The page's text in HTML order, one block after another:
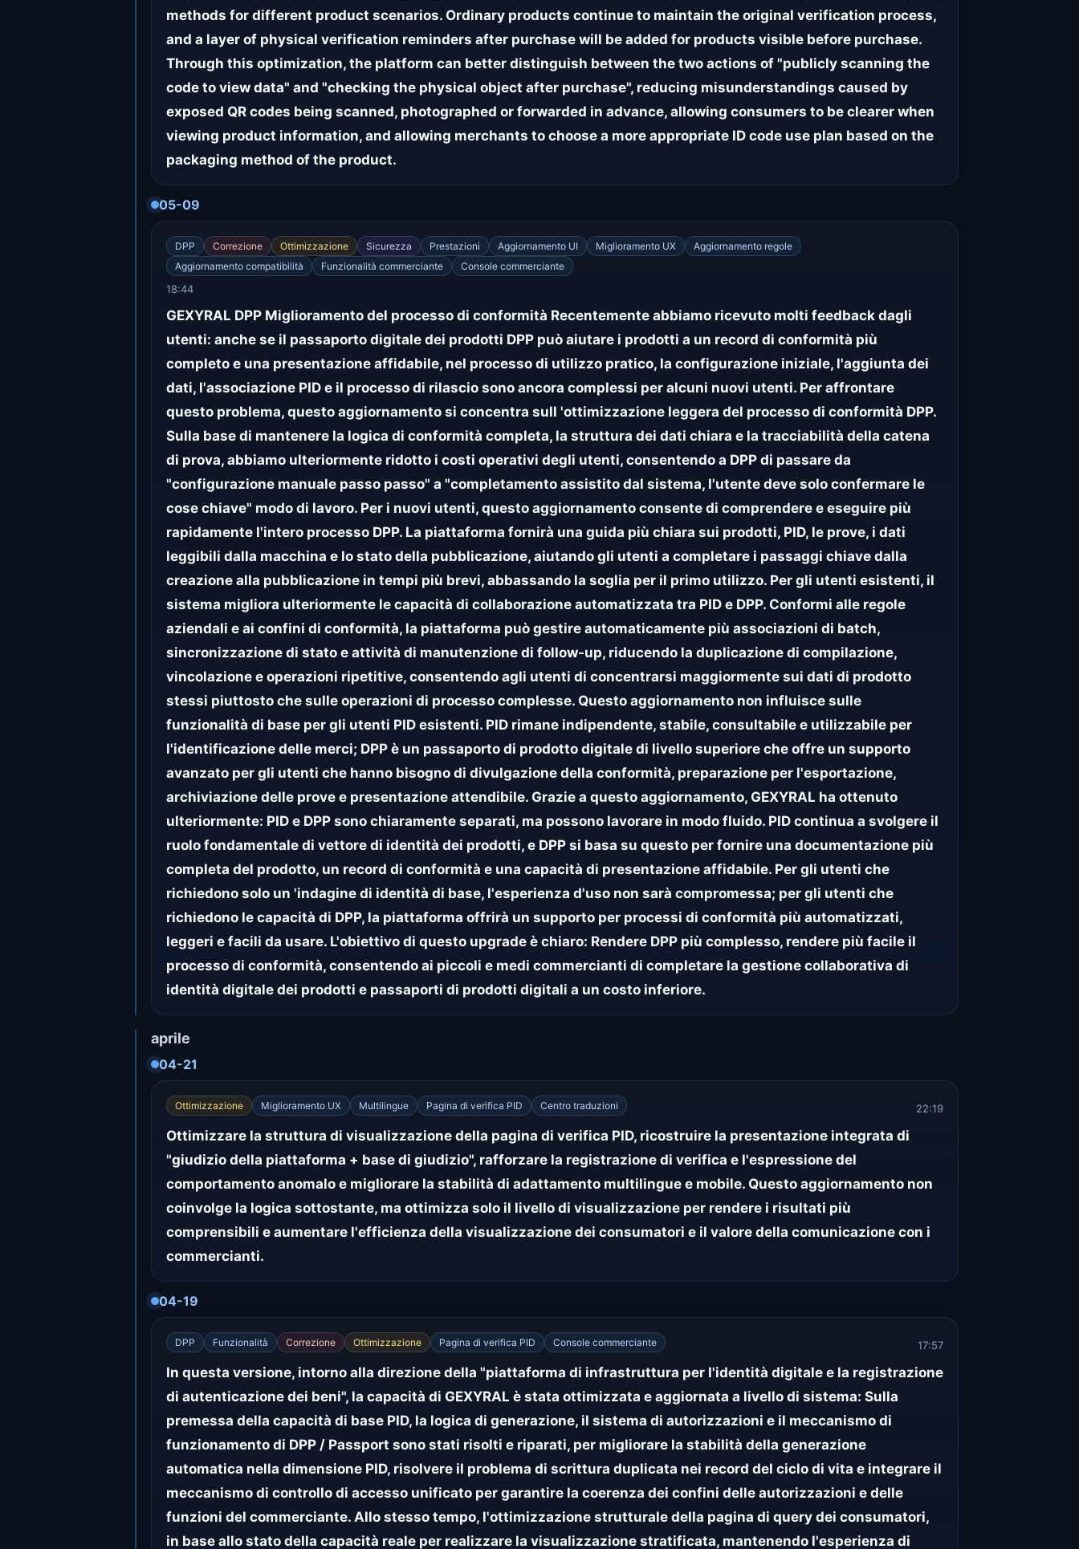
methods for different product scenarios. Ordinary products continue to maintain the original verification process,
and a layer of physical verification reminders after purchase will be added for products visible before purchase.
Through this optimization, the platform can better distinguish between the two actions of "publicly scanning the
code to view data" and "checking the physical object after purchase", reducing misunderstandings caused by
exposed QR codes being scanned, photographed or forwarded in advance, allowing consumers to be clearer when
viewing product information, and allowing merchants to choose a more appropriate ID code use plan based on the
packaging method of the product.
05-09
DPP Correzione Ottimizzazione Sicurezza Prestazioni Aggiornamento UI Miglioramento UX
Aggiornamento regole
Aggiornamento compatibilità
Funzionalità commerciante Console commerciante
18:44
GEXYRAL DPP Miglioramento del processo di conformità Recentemente abbiamo ricevuto molti feedback dagli
utenti: anche se il passaporto digitale dei prodotti DPP può aiutare i prodotti a un record di conformità più
completo e una presentazione affidabile, nel processo di utilizzo pratico, la configurazione iniziale, l'aggiunta dei
dati, l'associazione PID e il processo di rilascio sono ancora complessi per alcuni nuovi utenti. Per affrontare
questo problema, questo aggiornamento si concentra sull 'ottimizzazione leggera del processo di conformità DPP.
Sulla base di mantenere la logica di conformità completa, la struttura dei dati chiara e la tracciabilità della catena
di prova, abbiamo ulteriormente ridotto i costi operativi degli utenti, consentendo a DPP di passare da
"configurazione manuale passo passo" a "completamento assistito dal sistema, l'utente deve solo confermare le
cose chiave" modo di lavoro. Per i nuovi utenti, questo aggiornamento consente di comprendere e eseguire più
rapidamente l'intero processo DPP. La piattaforma fornirà una guida più chiara sui prodotti, PID, le prove, i dati
leggibili dalla macchina e lo stato della pubblicazione, aiutando gli utenti a completare i passaggi chiave dalla
creazione alla pubblicazione in tempi più brevi, abbassando la soglia per il primo utilizzo. Per gli utenti esistenti, il
sistema migliora ulteriormente le capacità di collaborazione automatizzata tra PID e DPP. Conformi alle regole
aziendali e ai confini di conformità, la piattaforma può gestire automaticamente più associazioni di batch,
sincronizzazione di stato e attività di manutenzione di follow-up, riducendo la duplicazione di compilazione,
vincolazione e operazioni ripetitive, consentendo agli utenti di concentrarsi maggiormente sui dati di prodotto
stessi piuttosto che sulle operazioni di processo complesse. Questo aggiornamento non influisce sulle
funzionalità di base per gli utenti PID esistenti. PID rimane indipendente, stabile, consultabile e utilizzabile per
l'identificazione delle merci; DPP è un passaporto di prodotto digitale di livello superiore che offre un supporto
avanzato per gli utenti che hanno bisogno di divulgazione della conformità, preparazione per l'esportazione,
archiviazione delle prove e presentazione attendibile. Grazie a questo aggiornamento, GEXYRAL ha ottenuto
ulteriormente: PID e DPP sono chiaramente separati, ma possono lavorare in modo fluido. PID continua a svolgere il
ruolo fondamentale di vettore di identità dei prodotti, e DPP si basa su questo per fornire una documentazione più
completa del prodotto, un record di conformità e una capacità di presentazione affidabile. Per gli utenti che
richiedono solo un 'indagine di identità di base, l'esperienza d'uso non sarà compromessa; per gli utenti che
richiedono le capacità di DPP, la piattaforma offrirà un supporto per processi di conformità più automatizzati,
leggeri e facili da usare. L'obiettivo di questo upgrade è chiaro: Rendere DPP più complesso, rendere più facile il
processo di conformità, consentendo ai piccoli e medi commercianti di completare la gestione collaborativa di
identità digitale dei prodotti e passaporti di prodotti digitali a un costo inferiore.
aprile
04-21
Ottimizzazione Miglioramento UX Multilingue Pagina di verifica PID Centro traduzioni 22:19
Ottimizzare la struttura di visualizzazione della pagina di verifica PID, ricostruire la presentazione integrata di
"giudizio della piattaforma + base di giudizio", rafforzare la registrazione di verifica e l'espressione del
comportamento anomalo e migliorare la stabilità di adattamento multilingue e mobile. Questo aggiornamento non
coinvolge la logica sottostante, ma ottimizza solo il livello di visualizzazione per rendere i risultati più
comprensibili e aumentare l'efficienza della visualizzazione dei consumatori e il valore della comunicazione con i
commercianti.
04-19
DPP Funzionalità Correzione Ottimizzazione Pagina di verifica PID Console commerciante 17:57
In questa versione, intorno alla direzione della "piattaforma di infrastruttura per l'identità digitale e la registrazione
di autenticazione dei beni", la capacità di GEXYRAL è stata ottimizzata e aggiornata a livello di sistema: Sulla
premessa della capacità di base PID, la logica di generazione, il sistema di autorizzazioni e il meccanismo di
funzionamento di DPP / Passport sono stati risolti e riparati, per migliorare la stabilità della generazione
automatica nella dimensione PID, risolvere il problema di scrittura duplicata nei record del ciclo di vita e integrare il
meccanismo di controllo di accesso unificato per garantire la coerenza dei confini delle autorizzazioni e delle
funzioni del commerciante. Allo stesso tempo, l'ottimizzazione strutturale della pagina di query dei consumatori,
in base allo stato della capacità reale per realizzare la visualizzazione stratificata, mantenendo l'esperienza di